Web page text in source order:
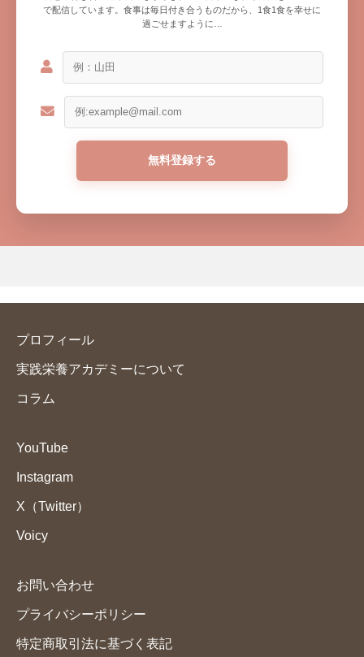
で配信しています。食事は毎日付き合うものだから、1食1食を幸せに
過ごせますように…
プロフィール
実践栄養アカデミーについて
コラム
YouTube
Instagram
X（Twitter）
Voicy
お問い合わせ
プライバシーポリシー
特定商取引法に基づく表記